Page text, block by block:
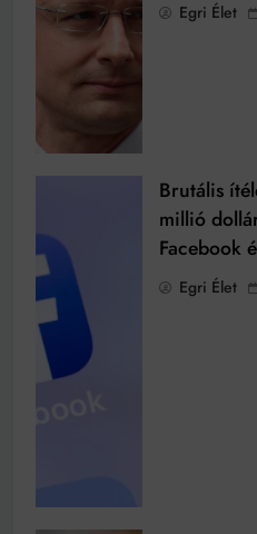
Egri Élet
Brutális
millió
Facebook
Egri Élet